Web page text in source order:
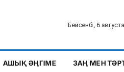
Бейсенбі, 6 августа
АШЫҚ ӘҢГІМЕ ЗАҢ МЕН